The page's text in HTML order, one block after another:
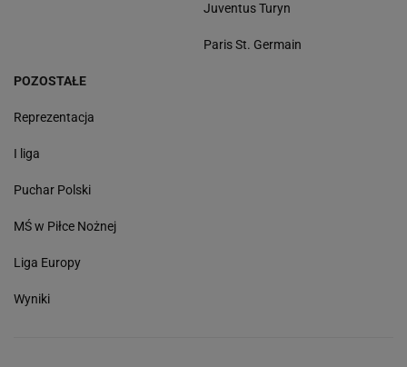
Juventus Turyn
Paris St. Germain
POZOSTAŁE
Reprezentacja
I liga
Puchar Polski
MŚ w Piłce Nożnej
Liga Europy
Wyniki